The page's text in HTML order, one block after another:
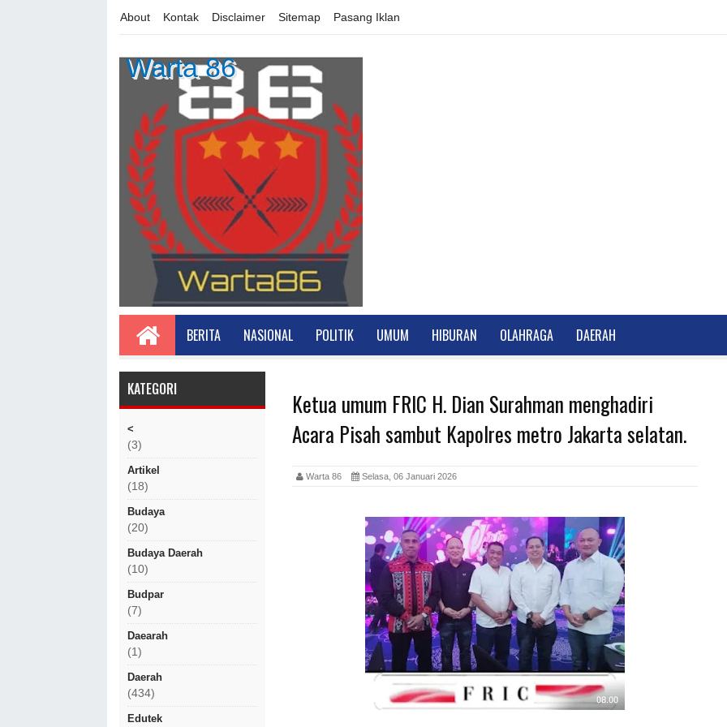
About Kontak Disclaimer Sitemap Pasang Iklan
Warta 86
BERITA NASIONAL POLITIK UMUM HIBURAN OLAHRAGA DAERAH
KATEGORI
<
(3)
Artikel
(18)
Budaya
(20)
Budaya Daerah
(10)
Budpar
(7)
Daearah
(1)
Daerah
(434)
Edutek
Ketua umum FRIC H. Dian Surahman menghadiri
Acara Pisah sambut Kapolres metro Jakarta selatan.
Warta 86 Selasa, 06 Januari 2026